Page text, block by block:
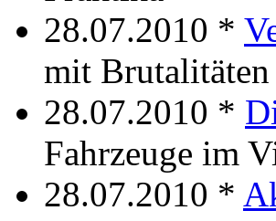
28.07.2010 *
mit Brutalitäten
28.07.2010 *
Fahrzeuge im
28.07.2010 *